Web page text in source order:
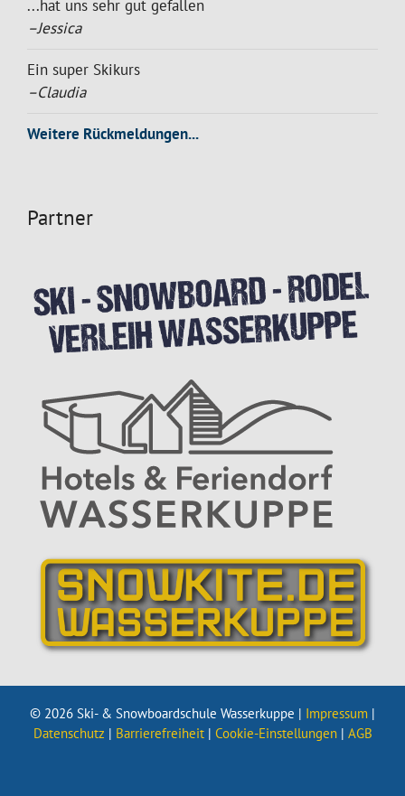
...hat uns sehr gut gefallen
–Jessica
Ein super Skikurs
–Claudia
Weitere Rückmeldungen...
Partner
© 2026 Ski- & Snowboardschule Wasserkuppe | Impressum |
Datenschutz | Barrierefreiheit| Cookie-Einstellungen| AGB